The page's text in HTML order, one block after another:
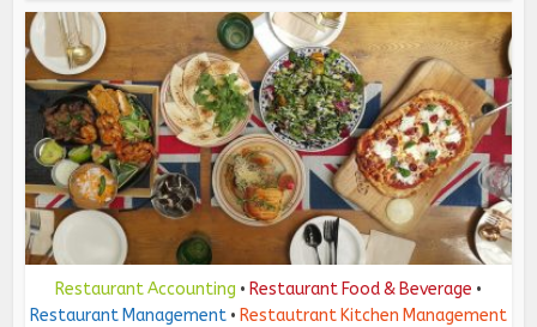
Restaurant Accounting • Restaurant Food & Beverage •
Restaurant Management • Restautrant Kitchen Management